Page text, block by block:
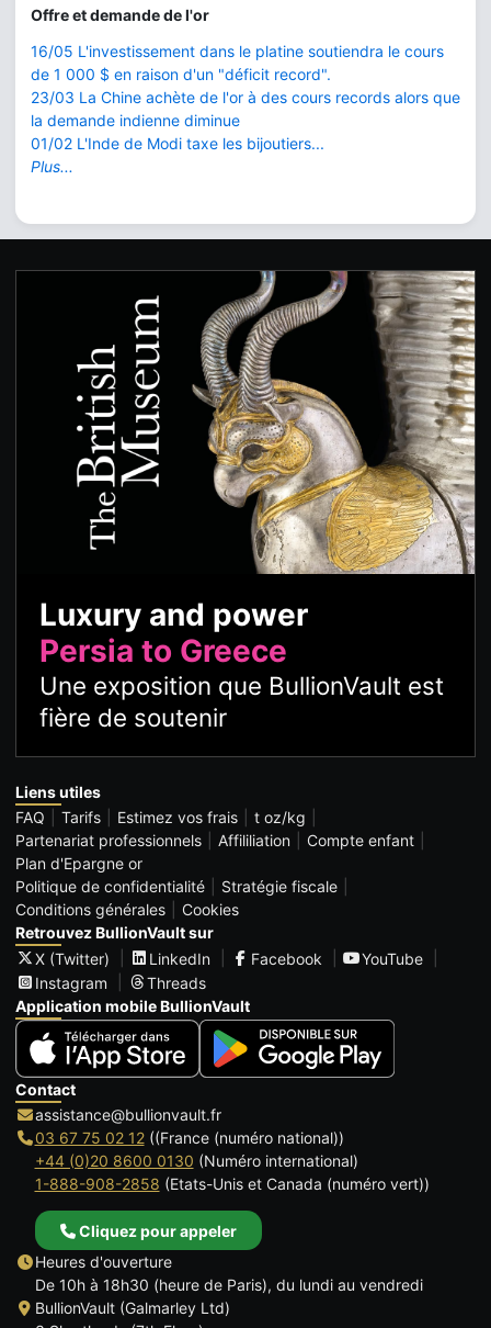
Offre et demande de l'or
16/05 L'investissement dans le platine soutiendra le cours
de 1 000 $ en raison d'un "déficit record".
23/03 La Chine achète de l'or à des cours records alors que
la demande indienne diminue
01/02 L'Inde de Modi taxe les bijoutiers...
Plus...
Luxury and power
Persia to Greece
Une exposition que BullionVault est
fière de soutenir
Liens utiles
FAQ
Tarifs Estimez vos frais
t oz/kg
Partenariat professionnels
Affililiation
Compte enfant
Plan d'Epargne or
Politique de confidentialité
Stratégie fiscale
Conditions générales
Cookies
Retrouvez BullionVault sur
X (Twitter)
LinkedIn Facebook
YouTube
Instagram
Threads
Application mobile BullionVault
Contact
assistance@bullionvault.fr
03 67 75 02 12((France (numéro national))
+44 (0)20 8600 0130 (Numéro international)
1-888-908-2858 (Etats-Unis et Canada (numéro vert))
Cliquez pour appeler
Heures d'ouverture
De 10h à 18h30 (heure de Paris), du lundi au vendredi
BullionVault (Galmarley Ltd)